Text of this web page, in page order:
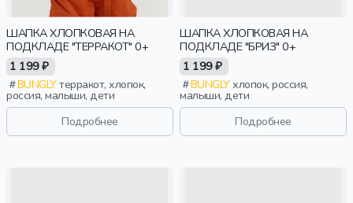
ШАПКА ХЛОПКОВАЯ НА
ПОДКЛАДЕ "ТЕРРАКОТ" 0+
1 199 ₽
BUNGLYтерракот, хлопок,
россия, малыши, дети
Подробнее
ШАПКА ХЛОПКОВАЯ НА
ПОДКЛАДЕ "БРИЗ" 0+
1 199 ₽
BUNGLYхлопок, россия,
малыши, дети
Подробнее